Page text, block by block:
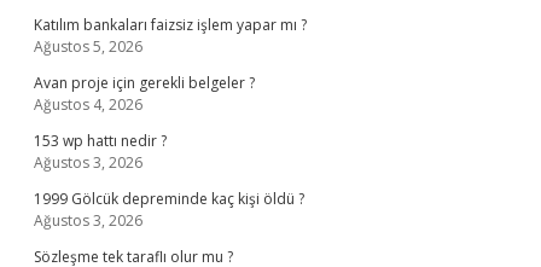
Katılım bankaları faizsiz işlem yapar mı ?
Ağustos 5, 2026
Avan proje için gerekli belgeler ?
Ağustos 4, 2026
153 wp hattı nedir ?
Ağustos 3, 2026
1999 Gölcük depreminde kaç kişi öldü ?
Ağustos 3, 2026
Sözleşme tek taraflı olur mu ?